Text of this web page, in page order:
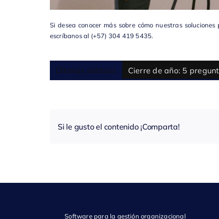
Si desea conocer más sobre cómo nuestras
escríbanos al (+57) 304 419 5435.
Últimas noticias
Si le gusto el contenido ¡Comparta!
Software para la gestión organizacional